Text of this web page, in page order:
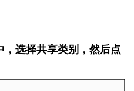
，选择共享类别，然后点